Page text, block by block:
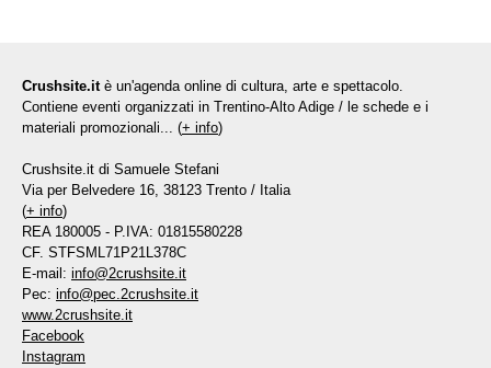
Crushsite.it è un'agenda online di cultura, arte e spettacolo.
Contiene eventi organizzati in Trentino-Alto Adige / le schede e i
materiali promozionali... (+ info)
Crushsite.it di Samuele Stefani
Via per Belvedere 16, 38123 Trento / Italia
(+ info)
REA 180005 - P.IVA: 01815580228
CF. STFSML71P21L378C
E-mail: info@2crushsite.it
Pec: info@pec.2crushsite.it
www.2crushsite.it
Facebook
Instagram